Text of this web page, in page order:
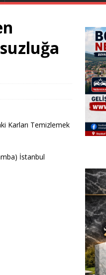
Karları Temizlemek
İstanbul